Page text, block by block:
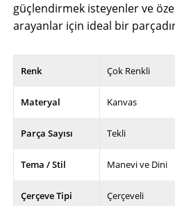
güçlendirmek isteyenler ve
arayanlar için ideal bir
Renk Çok Renkli
Materyal Kanvas
Parça Sayısı Tekli
Tema / Stil Manevi ve Dini
Çerçeve Tipi Çerçeveli